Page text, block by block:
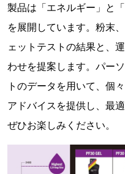
製品は「エネルギー」と
を展開しています。粉末
ェットテストの結果と、
わせを提案します。パー
トのデータを用いて、個
アドバイスを提供し、最
ぜひお楽しみください。